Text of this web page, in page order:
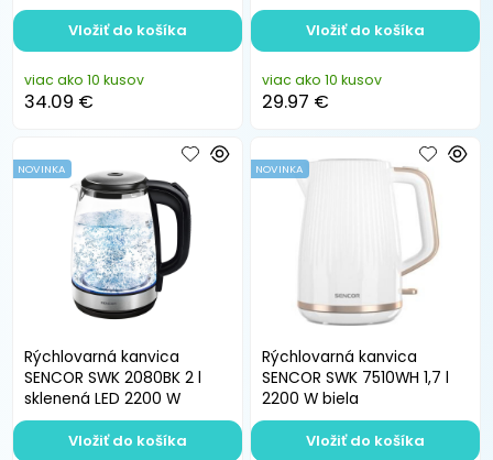
viac ako 10 kusov
34.09 €
Vložiť do košíka
viac ako 10 kusov
29.97 €
Vložiť do košíka
Rýchlovarná kanvica
SENCOR SWK 2080BK 2 l
sklenená LED 2200 W
NOVINKA
Vložiť do košíka
Rýchlovarná kanvica
SENCOR SWK 7510WH 1,7 l
2200 W biela
NOVINKA
Vložiť do košíka